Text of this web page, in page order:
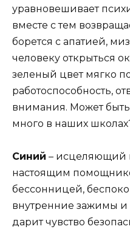
уравновешивает
вместе с тем
борется с апатией,
человеку открыться
зеленый цвет мягко
работоспособность,
внимания. Может
много в наших
Синий – исцеляющий
настоящим
бессонницей,
внутренние зажимы
дарит чувство